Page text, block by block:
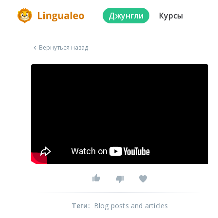
Джунгли Курсы
Вернуться назад
Теги: Blog posts and articles